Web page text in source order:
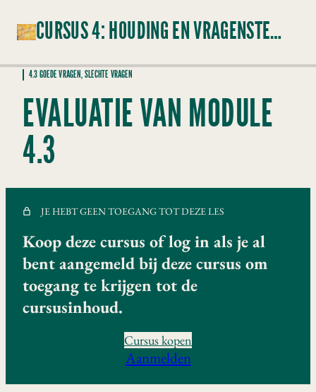
CURSUS 4: HOUDING EN VRAGENSTELLEN
3 lessen
4.1 HOUDING
6 lessen
4.2 VRAGEN
4.3 GOEDE VRAGEN, SLECHTE VRAGEN
Lees over goede en slechte vragen
Snelle quiz
Oefen met Jamil
Evaluatie van module 4.3
4.4 VRAGEN EN INFORMATIE
6 lessen
4.3 GOEDE VRAGEN, SLECHTE VRAGEN
EVALUATIE VAN MODULE
4.3
JE HEBT GEEN TOEGANG TOT DEZE LES
Koop deze cursus of log in als je al
bent aangemeld bij deze cursus om
toegang te krijgen tot de
cursusinhoud.
Cursus kopen
Aanmelden